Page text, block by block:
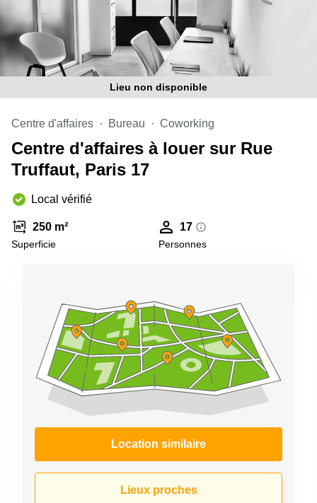
Centre
d'affaires
Montpellier
Lieu non disponible
Centre d'affaires Bureau Coworking
Centre d'affaires à louer sur Rue
Truffaut, Paris 17
Local vérifié
250 m²
Superficie
17
Personnes
Location similaire
Lieux proches